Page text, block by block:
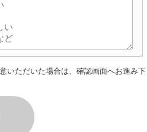
いただいた場合は、確認画面へお進み下